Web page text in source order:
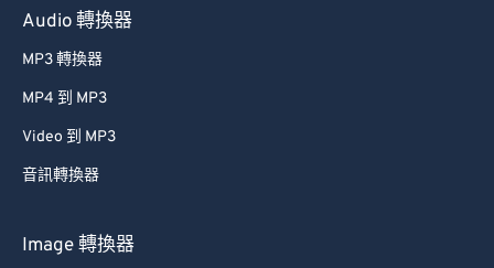
Audio 轉換器
MP3 轉換器
MP4 到 MP3
Video 到 MP3
音訊轉換器
Image 轉換器